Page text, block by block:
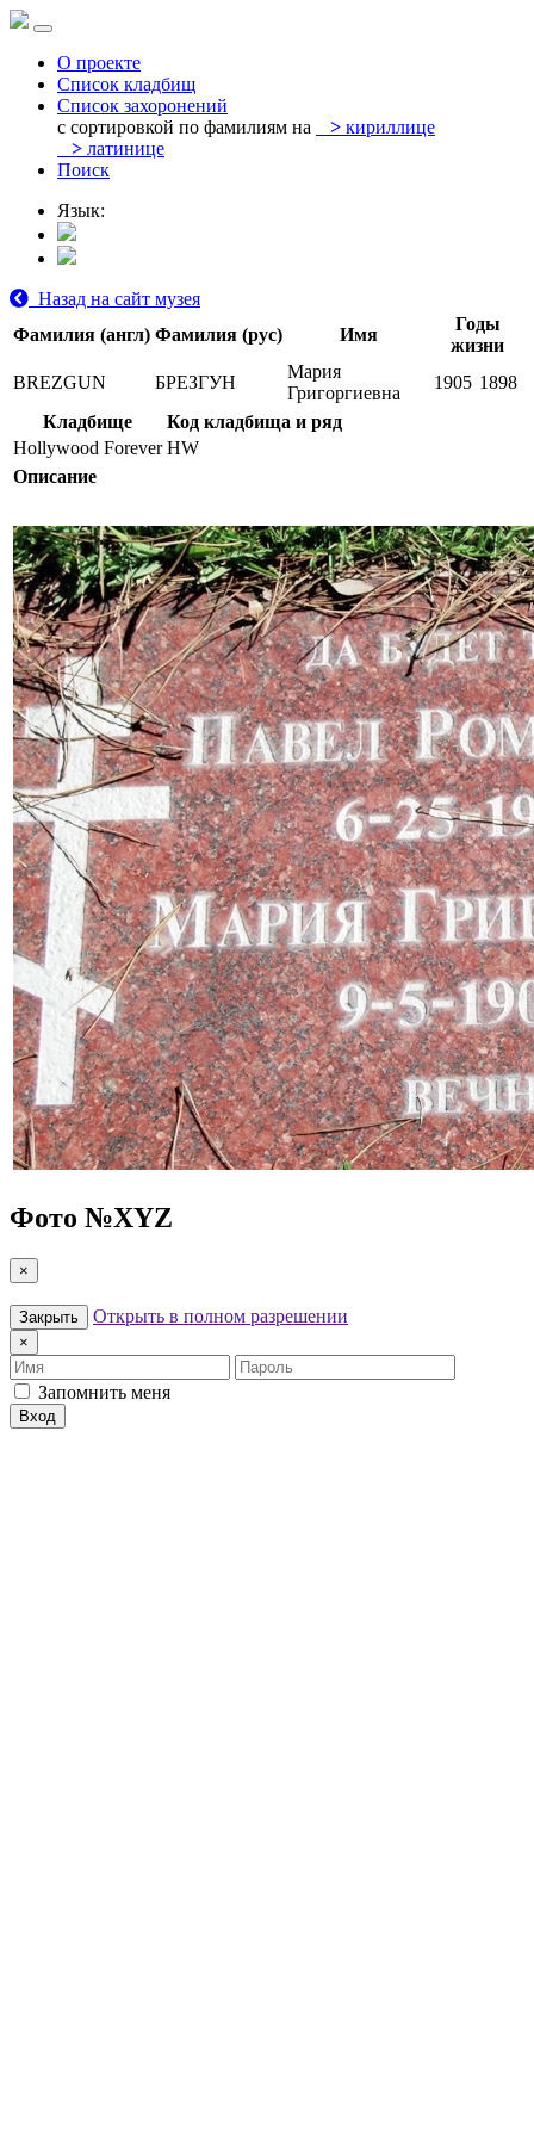
О проекте
Список кладбищ
Список захоронений
с сортировкой по фамилиям на
> кириллице
> латинице
Поиск
Язык:
Назад на сайт музея
Фамилия (англ) Фамилия (рус) Имя
Годы
жизни
BREZGUN
БРЕЗГУН
Мария
Григоргиевна
1905 1898
Кладбище
Код кладбища и ряд
Hollywood Forever HW
Описание
Фото №XYZ
×
Закрыть Открыть в полном разрешении
×
Имя
Пароль
Запомнить меня
Вход